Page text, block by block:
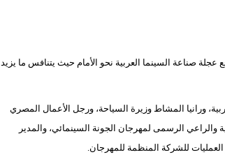
صناعة السينما العربية نحو الأمام حيث يتنافس ما يزيد
ورانيا المشاط وزيرة السياحة، ورجل الأعمال المصري
الرسمى لمهرجان الجونة السينمائي، والمدير
للشركة المنظمة للمهرجان.